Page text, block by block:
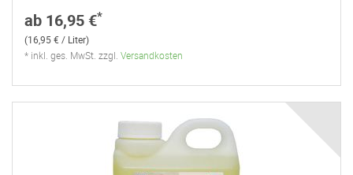
ab 16,95 €*
(16,95 € / Liter)
* inkl. ges. MwSt. zzgl. Versandkosten